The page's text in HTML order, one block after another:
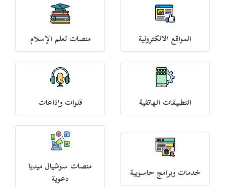
المواقع الالكترونية منصات تعلم الإسلام
التطبيقات الهاتفية قنوات وإذاعات
خدمات وبرامج حاسوبية
منصات سوشيال ميديا
دعوية